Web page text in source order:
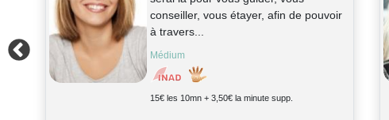
connecterai à vous et vous transmettrai
les mess...
Voyance, Médium, Radiésthésie,
Clairaudience